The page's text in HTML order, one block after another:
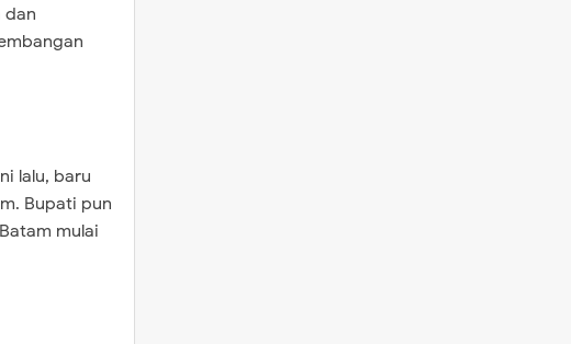
dan
lalu, baru
Bupati pun
mulai